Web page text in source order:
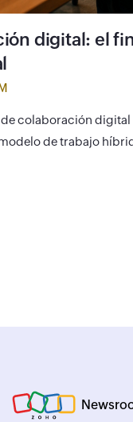
digital: el
de colaboración digital
de trabajo